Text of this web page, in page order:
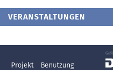
VERANSTALTUNGEN
Projekt
Benutzung